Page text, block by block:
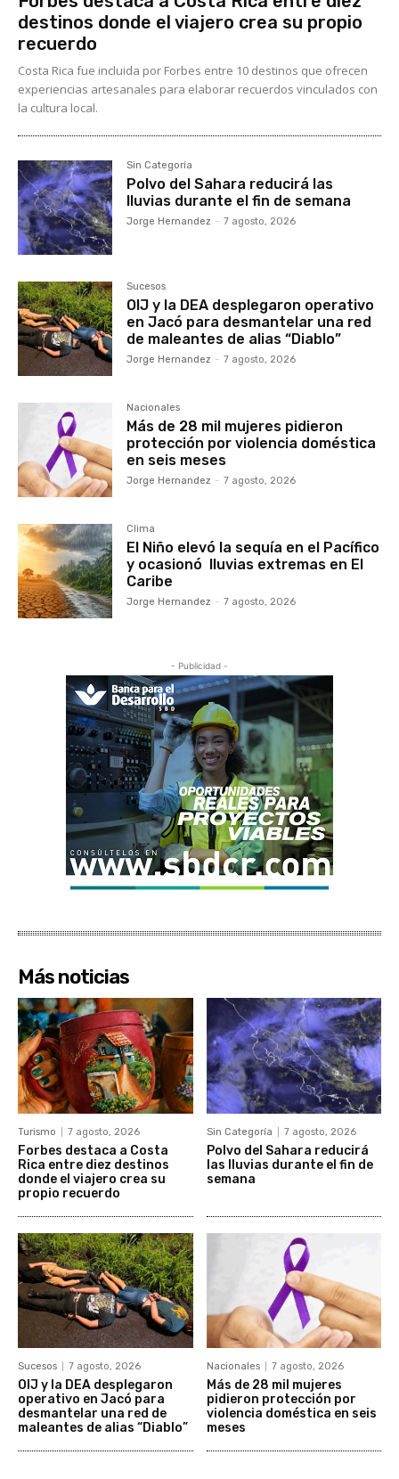
destinos donde el viajero crea su propio
recuerdo
Costa Rica fue incluida por Forbes entre 10 destinos que ofrecen
experiencias artesanales para elaborar recuerdos vinculados con
la cultura local.
Sin Categoría
Polvo del Sahara reducirá las
lluvias durante el fin de semana
Jorge Hernandez - 7 agosto, 2026
Sucesos
OIJ y la DEA desplegaron operativo
en Jacó para desmantelar una red
de maleantes de alias “Diablo”
Jorge Hernandez - 7 agosto, 2026
Nacionales
Más de 28 mil mujeres pidieron
protección por violencia doméstica
en seis meses
Jorge Hernandez - 7 agosto, 2026
Clima
El Niño elevó la sequía en el Pacífico
y ocasionó lluvias extremas en El
Caribe
Jorge Hernandez - 7 agosto, 2026
- Publicidad -
Más noticias
Turismo 7 agosto, 2026
Forbes destaca a Costa
Rica entre diez destinos
donde el viajero crea su
propio recuerdo
Sin Categoría 7 agosto, 2026
Polvo del Sahara reducirá
las lluvias durante el fin de
semana
Sucesos 7 agosto, 2026
OIJ y la DEA desplegaron
operativo en Jacó para
desmantelar una red de
maleantes de alias “Diablo”
Nacionales 7 agosto, 2026
Más de 28 mil mujeres
pidieron protección por
violencia doméstica en seis
meses